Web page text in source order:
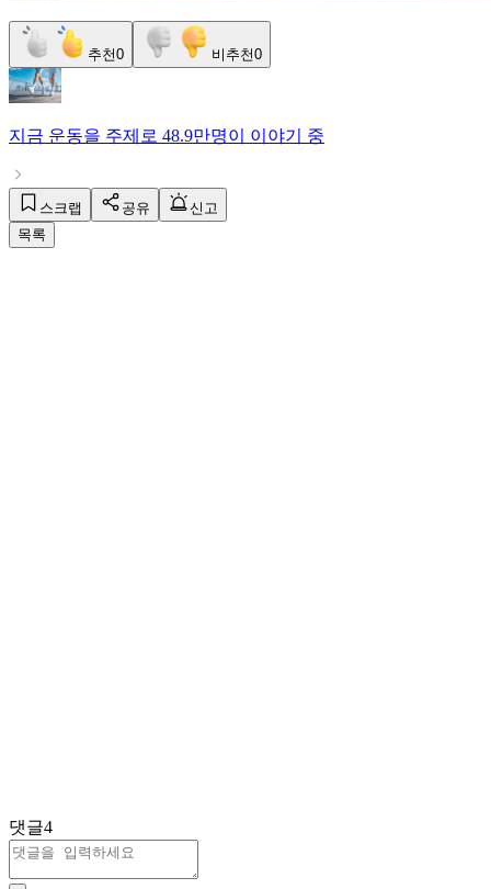
추천0 비추천0
지금 운동을 주제로 48.9만명이 이야기 중
스크랩 공유
신고
목록
댓글4